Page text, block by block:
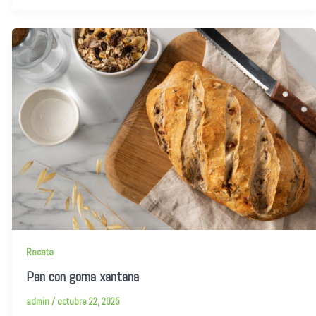
Receta
Pan con goma xantana
admin/octubre 22, 2025